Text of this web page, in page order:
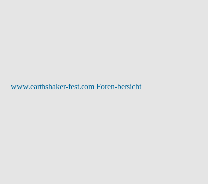
www.earthshaker-fest.com Foren-bersicht